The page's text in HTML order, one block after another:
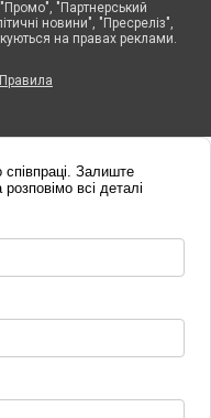
"Партнерський
новини", "Пресреліз",
на правах реклами.
Правила
Залиште
всі деталі